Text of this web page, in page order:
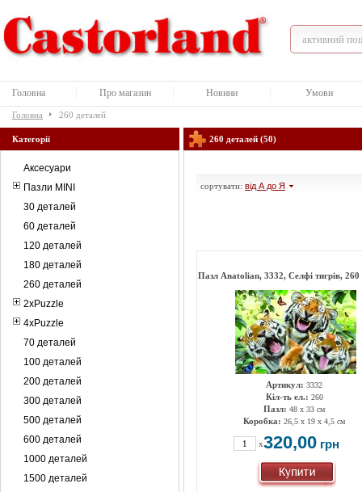
Головна Про магазин Новини Умови
Головна 260 деталей
Категорії
Аксесуари
Пазли MINI
30 деталей
60 деталей
120 деталей
180 деталей
260 деталей
2xPuzzle
4xPuzzle
70 деталей
100 деталей
200 деталей
300 деталей
500 деталей
600 деталей
1000 деталей
1500 деталей
260 деталей (50)
сортувати: від А до Я
Пазл Anatolian, 3332, Селфі тигрів, 260
Артикул: 3332
Кіл-ть ел.: 260
Пазл: 48 х 33 см
Коробка: 26,5 х 19 х 4,5 см
x320,00 грн